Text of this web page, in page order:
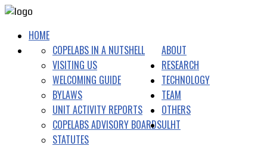
HOME
ABOUT
COPELABS IN A NUTSHELL
VISITING US
WELCOMING GUIDE
BYLAWS
UNIT ACTIVITY REPORTS
COPELABS ADVISORY BOARDS
STATUTES
RESEARCH
TECHNOLOGY
TEAM
OTHERS
ULHT